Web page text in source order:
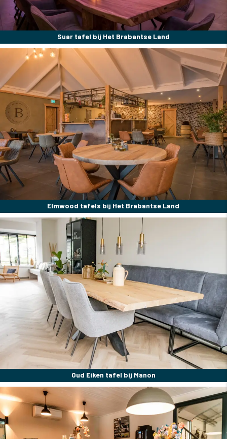
Suar tafel bij Het Brabantse Land
Elmwood tafels bij Het Brabantse Land
Oud Eiken tafel bij Manon